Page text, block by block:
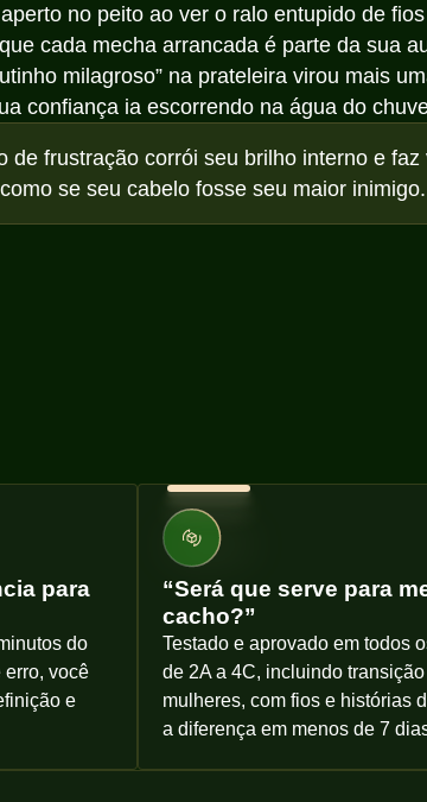
no peito ao ver o ralo entupido de
cada mecha arrancada é parte da sua
milagroso” na prateleira virou mais
confiança ia escorrendo na água do
de frustração corrói seu brilho interno e
se seu cabelo fosse seu maior inimigo.
para
do
erro, você
e
“Será que serve para
cacho?”
Testado e aprovado em todos
de 2A a 4C, incluindo
mulheres, com fios e histórias
a diferença em menos de 7